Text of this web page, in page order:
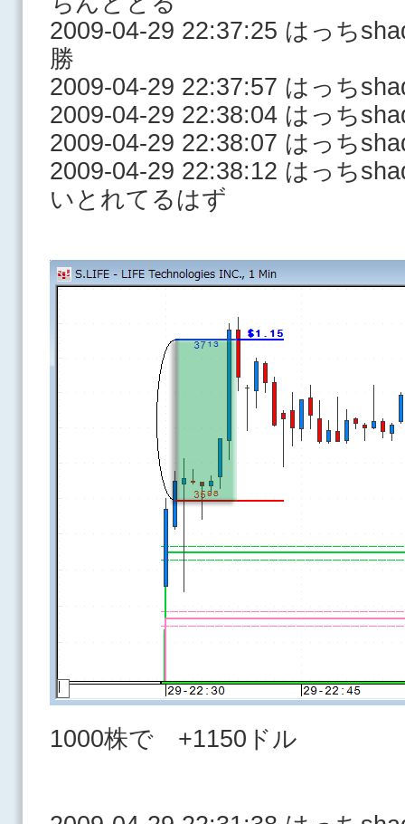
2009-04-29 22:37:25 はっち
勝
2009-04-29 22:37:57 はっち
2009-04-29 22:38:04 はっち
2009-04-29 22:38:07 はっち
2009-04-29 22:38:12 はっち
いとれてるはず
1000株で +1150ドル